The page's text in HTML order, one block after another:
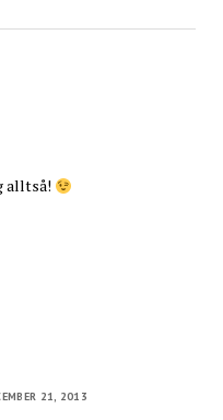
alltså!
21, 2013